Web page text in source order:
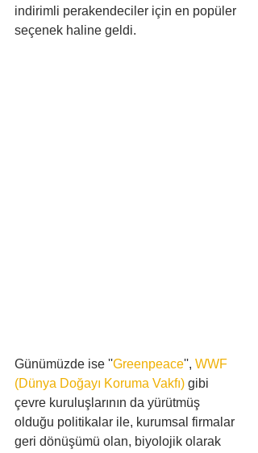
indirimli perakendeciler için en popüler
seçenek haline geldi.
Günümüzde ise ''Greenpeace'', WWF
(Dünya Doğayı Koruma Vakfı) gibi
çevre kuruluşlarının da yürütmüş
olduğu politikalar ile, kurumsal firmalar
geri dönüşümü olan, biyolojik olarak